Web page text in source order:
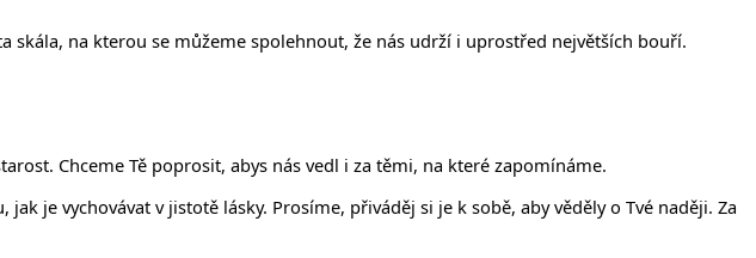
skála, na kterou se můžeme spolehnout, že nás udrží i uprostřed největších bouří.
Chceme Tě poprosit, abys nás vedl i za těmi, na které zapomínáme.
je vychovávat v jistotě lásky. Prosíme, přiváděj si je k sobě, aby věděly o Tvé naději. Za